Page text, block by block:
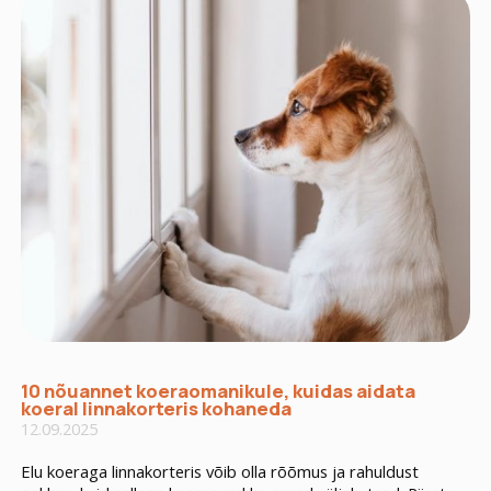
10 nõuannet koeraomanikule, kuidas aidata
koeral linnakorteris kohaneda
12.09.2025
Elu koeraga linnakorteris võib olla rõõmus ja rahuldust